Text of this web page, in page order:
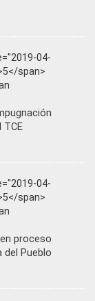
04-
span>
TCE
04-
span>
proceso
del Pueblo